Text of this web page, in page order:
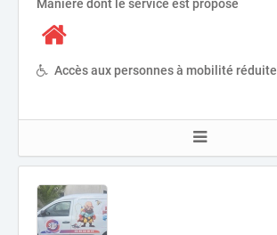
Manière dont le service est proposé
Accès aux personnes à mobilité réduite